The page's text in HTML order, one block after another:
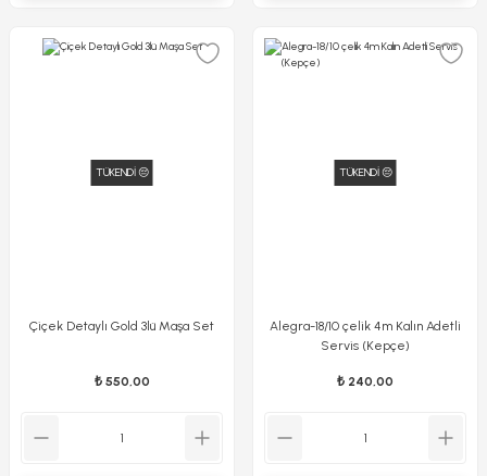
TÜKENDİ 😔
Çiçek Detaylı Gold 3lü Maşa Set
₺ 550,00
TÜKENDİ 😔
Alegra-18/10 çelik 4m Kalın Adetli
Servis (Kepçe)
₺ 240,00